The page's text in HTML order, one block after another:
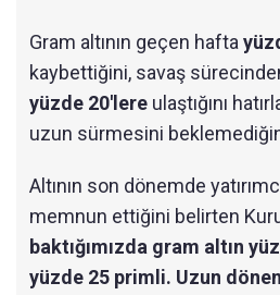
Gram altının geçen hafta
kaybettiğini, savaş
yüzde 20'lere ulaştığını
uzun sürmesini
Altının son dönemde
memnun ettiğini belirten
baktığımızda gram altın
yüzde 25 primli. Uzun